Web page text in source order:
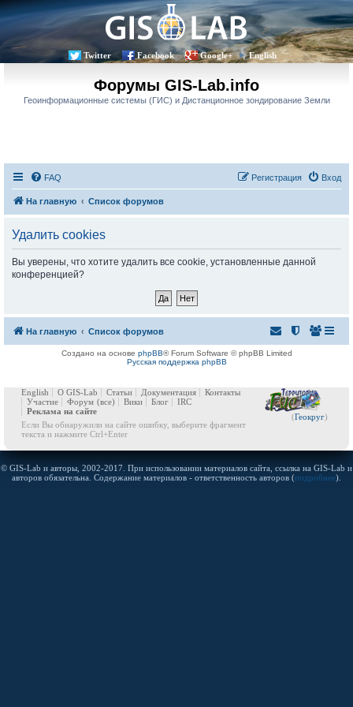
Twitter Facebook Google+ English
Форумы GIS-Lab.info
Геоинформационные системы (ГИС) и Дистанционное зондирование Земли
FAQ Вход
Регистрация
На главную Список форумов
Удалить cookies
Вы уверены, что хотите удалить все cookie, установленные данной
конференцией?
На главную Список форумов
Создано на основе phpBB® Forum Software © phpBB Limited
Русская поддержка phpBB
(Геокруг)
English О GIS-Lab Статьи Документация
Контакты
Участие
Форум (все) Вики Блог
IRC
Реклама на сайте
Если Вы обнаружили на сайте ошибку, выберите фрагмент
текста и нажмите Ctrl+Enter
© GIS-Lab и авторы, 2002-2017. При использовании материалов сайта, ссылка на GIS-Lab и
авторов обязательна. Содержание материалов - ответственность авторов (подробнее).